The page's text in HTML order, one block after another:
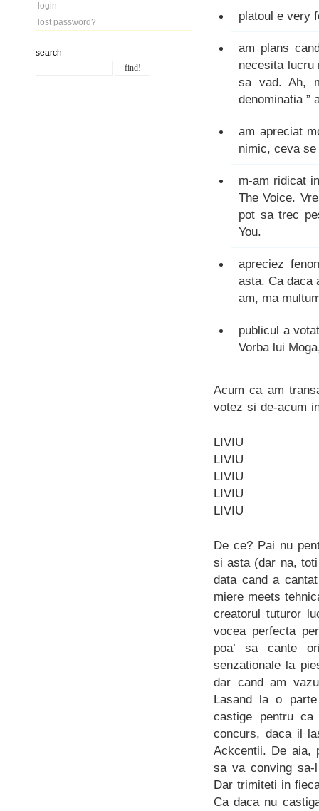
login
lost password?
search
platoul e very
am plans
necesita lucru
sa vad. Ah,
denominatia ”
am apreciat
nimic, ceva
m-am ridicat
The Voice.
pot sa trec
You.
apreciez
asta. Ca daca
am, ma
publicul a
Vorba lui
Acum ca am
votez si de-acum
LIVIU
LIVIU
LIVIU
LIVIU
LIVIU
De ce? Pai nu
si asta (dar na,
data cand a
miere meets
creatorul tuturor
vocea perfecta
poa’ sa cante
senzationale la
dar cand am
Lasand la o
castige pentru
concurs, daca il
Ackcentii. De aia,
sa va conving
Dar trimiteti in
Ca daca nu